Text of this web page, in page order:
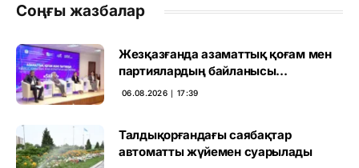
Соңғы жазбалар
Жезқазғанда азаматтық қоғам мен
партиялардың байланысы
талқыланды
06.08.2026 ∣ 17:39
Талдықорғандағы саябақтар
автоматты жүйемен суарылады